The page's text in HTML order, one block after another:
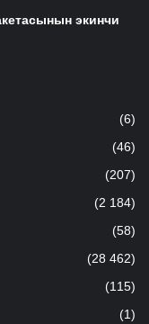
экинчи
(6)
(46)
(207)
(2 184)
(58)
(28 462)
(115)
(1)